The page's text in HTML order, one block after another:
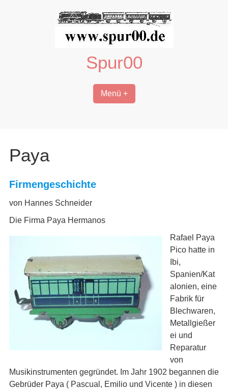
Spur00
Menü +
Paya
Firmengeschichte
von Hannes Schneider
Die Firma Paya Hermanos
Rafael Paya
Pico hatte in
Ibi,
Spanien/Kat
alonien, eine
Fabrik für
Blechwaren,
Metallgießer
ei und
Reparatur
von
Musikinstrumenten gegründet. Im Jahr 1902 begannen die
Gebrüder Paya ( Pascual, Emilio und Vicente ) in diesen